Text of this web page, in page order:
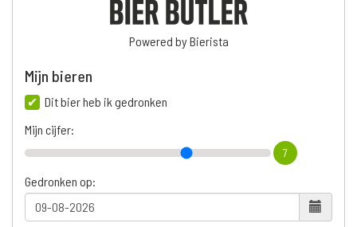
Powered by Bierista
Mijn bieren
Dit bier heb ik gedronken
Mijn cijfer:
7
Gedronken op: